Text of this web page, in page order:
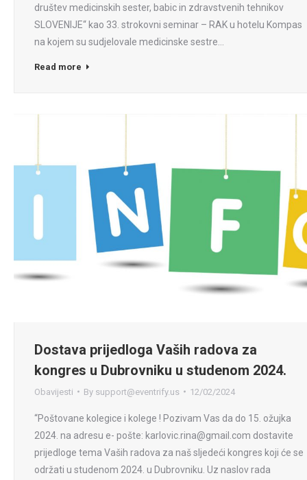
društev medicinskih sester, babic in zdravstvenih tehnikov
SLOVENIJE“ kao 33. strokovni seminar – RAK u hotelu Kompas
na kojem su sudjelovale medicinske sestre…
Read more
Dostava prijedloga Vaših radova za
kongres u Dubrovniku u studenom 2024.
Obavijesti By support@eventrify.us 12/02/2024
“Poštovane kolegice i kolege ! Pozivam Vas da do 15. ožujka
2024. na adresu e- pošte: karlovic.rina@gmail.com dostavite
prijedloge tema Vaših radova za naš sljedeći kongres koji će se
održati u studenom 2024. u Dubrovniku. Uz naslov rada